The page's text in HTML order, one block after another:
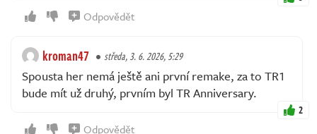
Odpovědět
kroman47 středa, 3. 6. 2026, 5:29
Spousta her nemá ještě ani první remake, za to TR1
bude mít už druhý, prvním byl TR Anniversary.
2
Odpovědět